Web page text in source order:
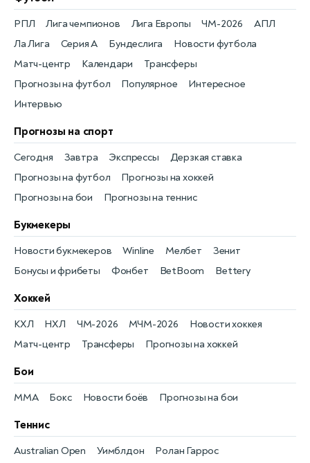
Новости футбола
РПЛ
Матч-центр
Лига чемпионов
Календари
Лига Европы
Трансферы
ЧМ-2026
Прогнозы на футбол
АПЛ
Популярное
Ла Лига
Интересное
Серия А
Интервью
Бундеслига
Прогнозы на спорт
Прогнозы на футбол
Сегодня
Прогнозы на хоккей
Завтра
Прогнозы на бои
Экспрессы
Прогнозы на теннис
Дерзкая ставка
Букмекеры
Бонусы и фрибеты
Новости букмекеров
Фонбет
Winline
BetBoom
Мелбет
Bettery
Зенит
Хоккей
Новости хоккея
КХЛ
Матч-центр
НХЛ
Трансферы
ЧМ-2026
Прогнозы на хоккей
МЧМ-2026
Бои
Новости боёв
MMA Прогнозы на бои
Бокс
Теннис
Australian Open
Уимблдон
Ролан Гаррос